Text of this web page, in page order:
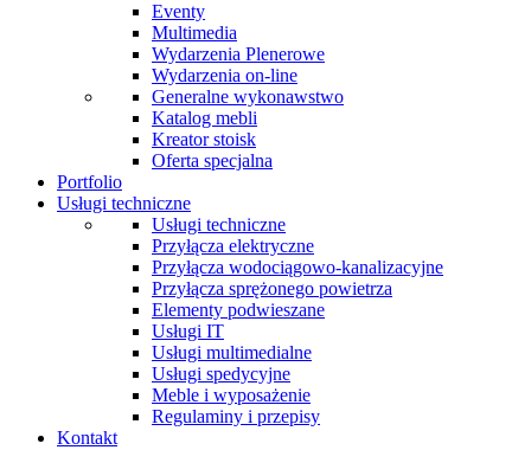
Eventy
Multimedia
Wydarzenia Plenerowe
Wydarzenia on-line
Generalne wykonawstwo
Katalog mebli
Kreator stoisk
Oferta specjalna
Portfolio
Usługi techniczne
Usługi techniczne
Przyłącza elektryczne
Przyłącza wodociągowo-kanalizacyjne
Przyłącza sprężonego powietrza
Elementy podwieszane
Usługi IT
Usługi multimedialne
Usługi spedycyjne
Meble i wyposażenie
Regulaminy i przepisy
Kontakt